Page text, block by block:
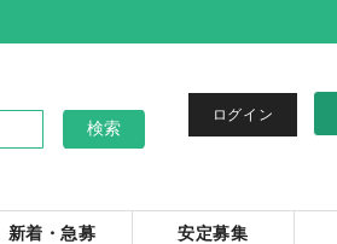
ログイン
新着・急募 安定募集